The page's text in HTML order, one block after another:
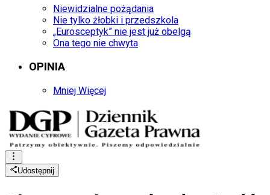
Niewidzialne pożądania
Nie tylko żłobki i przedszkola
„Eurosceptyk” nie jest już obelgą
Ona tego nie chwyta
OPINIA
Mniej Więcej
Udostępnij